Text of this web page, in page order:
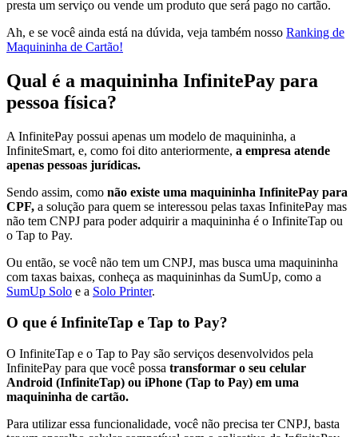
presta um serviço ou vende um produto que será pago no cartão.
Ah, e se você ainda está na dúvida, veja também nosso Ranking de
Maquininha de Cartão!
Qual é a maquininha InfinitePay para
pessoa física?
A InfinitePay possui apenas um modelo de maquininha, a
InfiniteSmart, e, como foi dito anteriormente, a empresa atende
apenas pessoas jurídicas.
Sendo assim, como não existe uma maquininha InfinitePay para
CPF, a solução para quem se interessou pelas taxas InfinitePay mas
não tem CNPJ para poder adquirir a maquininha é o InfiniteTap ou
o Tap to Pay.
Ou então, se você não tem um CNPJ, mas busca uma maquininha
com taxas baixas, conheça as maquininhas da SumUp, como a
SumUp Solo e a Solo Printer.
O que é InfiniteTap e Tap to Pay?
O InfiniteTap e o Tap to Pay são serviços desenvolvidos pela
InfinitePay para que você possa transformar o seu celular
Android (InfiniteTap) ou iPhone (Tap to Pay) em uma
maquininha de cartão.
Para utilizar essa funcionalidade, você não precisa ter CNPJ, basta